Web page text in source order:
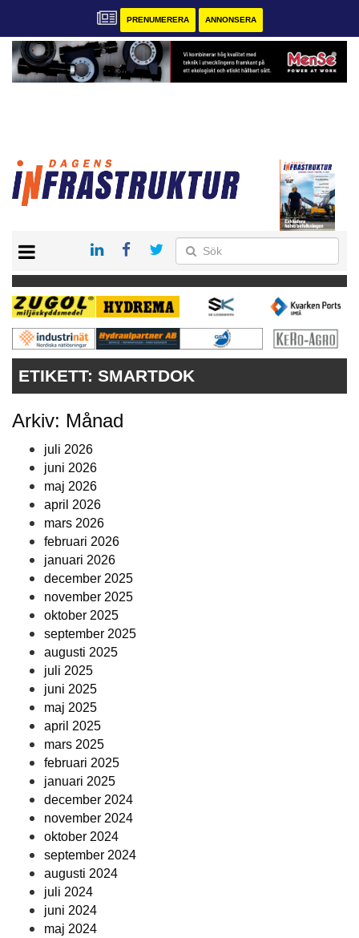
PRENUMERERA ANNONSERA
KONTAKT
VÅRA ANDRA MAGASIN
PRENUMERERA
ANNONSERA
ETIKETT: SMARTDOK
Arkiv: Månad
juli 2026
juni 2026
maj 2026
april 2026
mars 2026
februari 2026
januari 2026
december 2025
november 2025
oktober 2025
september 2025
augusti 2025
juli 2025
juni 2025
maj 2025
april 2025
mars 2025
februari 2025
januari 2025
december 2024
november 2024
oktober 2024
september 2024
augusti 2024
juli 2024
juni 2024
maj 2024